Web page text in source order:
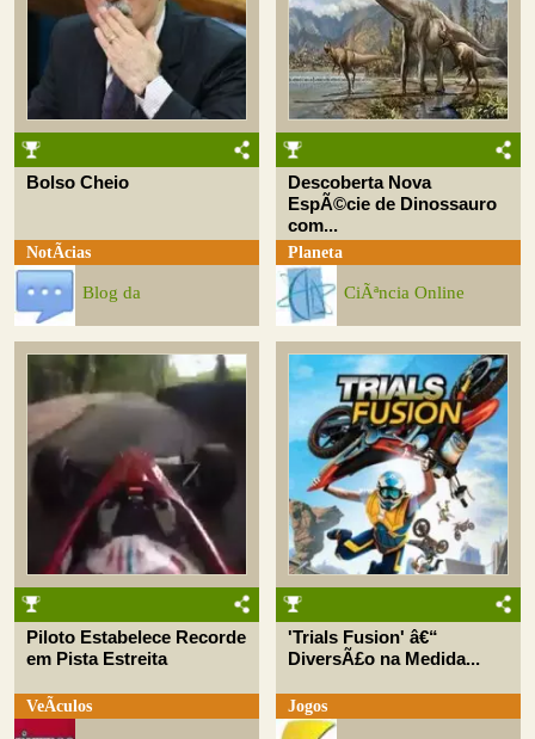
Bolso Cheio
NotÃ­cias
Blog da
Descoberta Nova
EspÃ©cie de Dinossauro
com...
Planeta
CiÃªncia Online
Piloto Estabelece Recorde
em Pista Estreita
VeÃ­culos
'Trials Fusion' â€“
DiversÃ£o na Medida...
Jogos